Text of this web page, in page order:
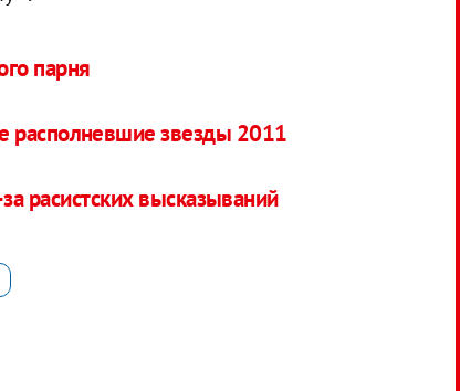
парня
располневшие звезды 2011
расистских высказываний